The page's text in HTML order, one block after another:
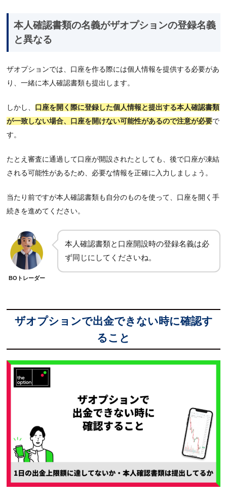
本人確認書類の名義がザオプションの登録名義
と異なる
ザオプションでは、口座を作る際には個人情報を提供する必要があ
り、一緒に本人確認書類も提出します。
しかし、 口座を開く際に登録した個人情報と提出する本人確認書類
が一致しない場合、口座を開けない可能性があるので注意が必要で
す。
たとえ審査に通過して口座が開設されたとしても、後で口座が凍結
される可能性があるため、必要な情報を正確に入力しましょう。
当たり前ですが本人確認書類も自分のものを使って、口座を開く手
続きを進めてください。
BOトレーダー
本人確認書類と口座開設時の登録名義は必
ず同じにしてくださいね。
ザオプションで出金できない時に確認す
ること